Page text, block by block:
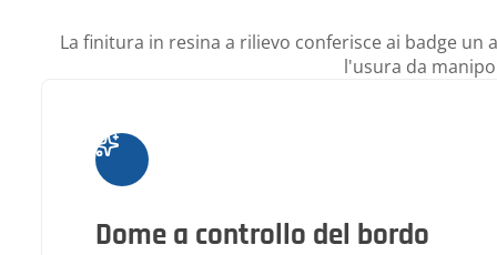
La finitura in resina a rilievo conferisce ai badge
l'usura da
Dome a controllo del bordo